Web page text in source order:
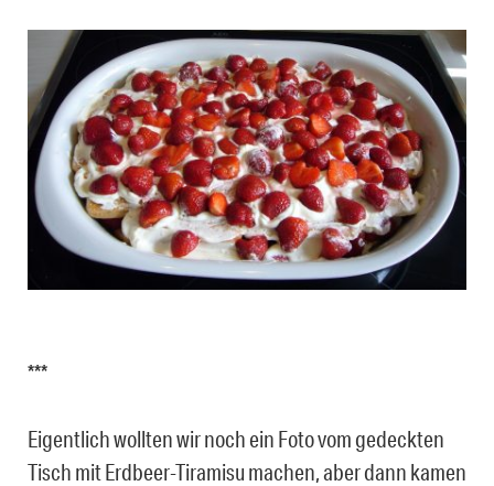
***
Eigentlich wollten wir noch ein Foto vom gedeckten
Tisch mit Erdbeer-Tiramisu machen, aber dann kamen